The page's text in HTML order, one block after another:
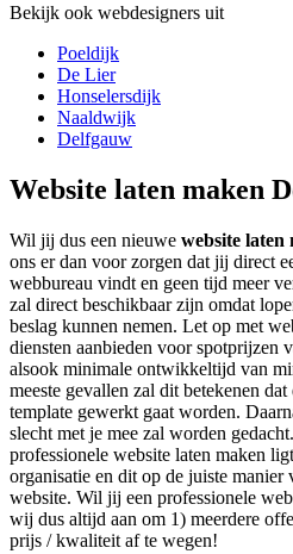
Bekijk ook webdesigners uit
Poeldijk
De Lier
Honselersdijk
Naaldwijk
Delfgauw
Website laten maken
Wil jij dus een nieuwe website laten
ons er dan voor zorgen dat jij direct
webbureau vindt en geen tijd meer
zal direct beschikbaar zijn omdat
beslag kunnen nemen. Let op met
diensten aanbieden voor spotprijzen
alsook minimale ontwikkeltijd van
meeste gevallen zal dit betekenen
template gewerkt gaat worden.
slecht met je mee zal worden
professionele website laten maken
organisatie en dit op de juiste manier
website. Wil jij een professionele
wij dus altijd aan om 1) meerdere
prijs / kwaliteit af te wegen!